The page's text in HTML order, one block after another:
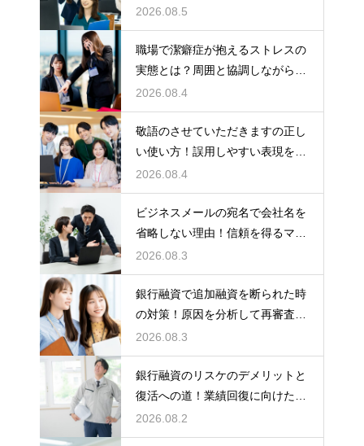
もらう術
2026.08.5
職場で潔癖症が抱えるストレスの
実態とは？周囲と協調しながら快
適に働く術
2026.08.4
敬語のさせていただきますの正し
い使い方！誤用しやすい表現を理
解する術
2026.08.4
ビジネスメールの宛名で会社名を
省略しない理由！信頼を得るマナ
ー
2026.08.3
銀行融資で追加融資を断られた時
の対策！原因を分析して再審査を
狙う
2026.08.3
銀行融資のリスケのデメリットと
復活への道！業績回復に向けた事
業計画
2026.08.2